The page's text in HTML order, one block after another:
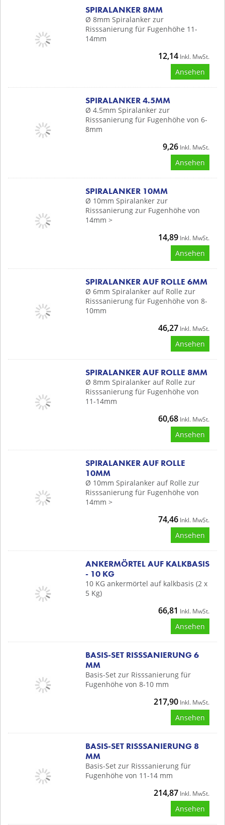
SPIRALANKER 8MM
Ø 8mm Spiralanker zur
Risssanierung für Fugenhöhe 11-
14mm
12,14Inkl. MwSt.
Ansehen
SPIRALANKER 4.5MM
Ø 4.5mm Spiralanker zur
Risssanierung für Fugenhöhe von 6-
8mm
9,26Inkl. MwSt.
Ansehen
SPIRALANKER 10MM
Ø 10mm Spiralanker zur
Risssanierung zur Fugenhöhe von
14mm >
14,89Inkl. MwSt.
Ansehen
SPIRALANKER AUF ROLLE 6MM
Ø 6mm Spiralanker auf Rolle zur
Risssanierung für Fugenhöhe von 8-
10mm
46,27Inkl. MwSt.
Ansehen
SPIRALANKER AUF ROLLE 8MM
Ø 8mm Spiralanker auf Rolle zur
Risssanierung für Fugenhöhe von
11-14mm
60,68Inkl. MwSt.
Ansehen
SPIRALANKER AUF ROLLE
10MM
Ø 10mm Spiralanker auf Rolle zur
Risssanierung für Fugenhöhe von
14mm >
74,46Inkl. MwSt.
Ansehen
ANKERMÖRTEL AUF KALKBASIS
- 10 KG
10 KG ankermörtel auf kalkbasis (2 x
5 Kg)
66,81 Inkl. MwSt.
Ansehen
BASIS-SET RISSSANIERUNG 6
MM
Basis-Set zur Risssanierung für
Fugenhöhe von 8-10 mm
217,90Inkl. MwSt.
Ansehen
BASIS-SET RISSSANIERUNG 8
MM
Basis-Set zur Risssanierung für
Fugenhöhe von 11-14 mm
214,87Inkl. MwSt.
Ansehen